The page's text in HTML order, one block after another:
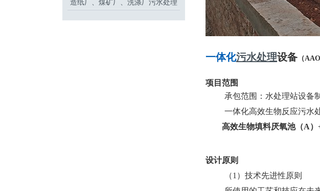
造纸厂、煤矿厂、洗涤厂污水处理
一体化污水处理设备 （
项目范围
承包范围：水处理站设备
一体化高效生物反应污水
高效生物填料厌氧池（A）
设计原则
（1 ） 技术先进性原则